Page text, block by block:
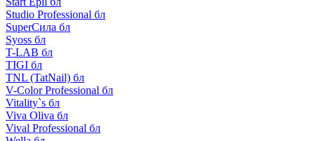
Studio Professional бл
SuperСила бл
Syoss бл
T-LAB бл
TIGI бл
TNL (TatNail) бл
V-Color Professional бл
Vitality`s бл
Viva Oliva бл
Vival Professional бл